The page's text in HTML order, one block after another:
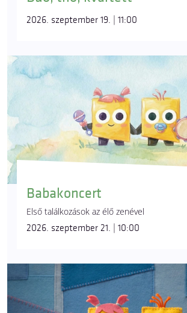
2026. szeptember 19. | 11:00
Babakoncert
Első találkozások az élő zenével
2026. szeptember 21. | 10:00